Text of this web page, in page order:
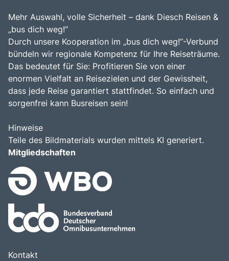
Mehr Auswahl, volle Sicherheit – dank Diesch Reisen &
„bus dich weg!“
Durch unsere Kooperation im „bus dich weg!“-Verbund
bündeln wir regionale Kompetenz für Ihre Reiseträume.
Das bedeutet für Sie: Profitieren Sie von einer
enormen Vielfalt an Reisezielen und der Gewissheit,
dass jede Reise garantiert stattfindet. So einfach und
sorgenfrei kann Busreisen sein!
Hinweise
Teile des Bildmaterials wurden mittels KI generiert.
Mitgliedschaften
Kontakt